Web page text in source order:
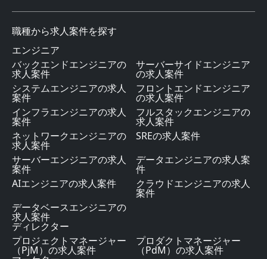
職種から求人案件を探す
エンジニア
バックエンドエンジニアの
求人案件
サーバーサイドエンジニア
の求人案件
システムエンジニアの求人
案件
フロントエンドエンジニア
の求人案件
インフラエンジニアの求人
案件
フルスタックエンジニアの
求人案件
ネットワークエンジニアの
求人案件
SREの求人案件
サーバーエンジニアの求人
案件
データエンジニアの求人案
件
AIエンジニアの求人案件
クラウドエンジニアの求人
案件
データベースエンジニアの
求人案件
ディレクター
プロジェクトマネージャー
（PjM）の求人案件
プロダクトマネージャー
（PdM）の求人案件